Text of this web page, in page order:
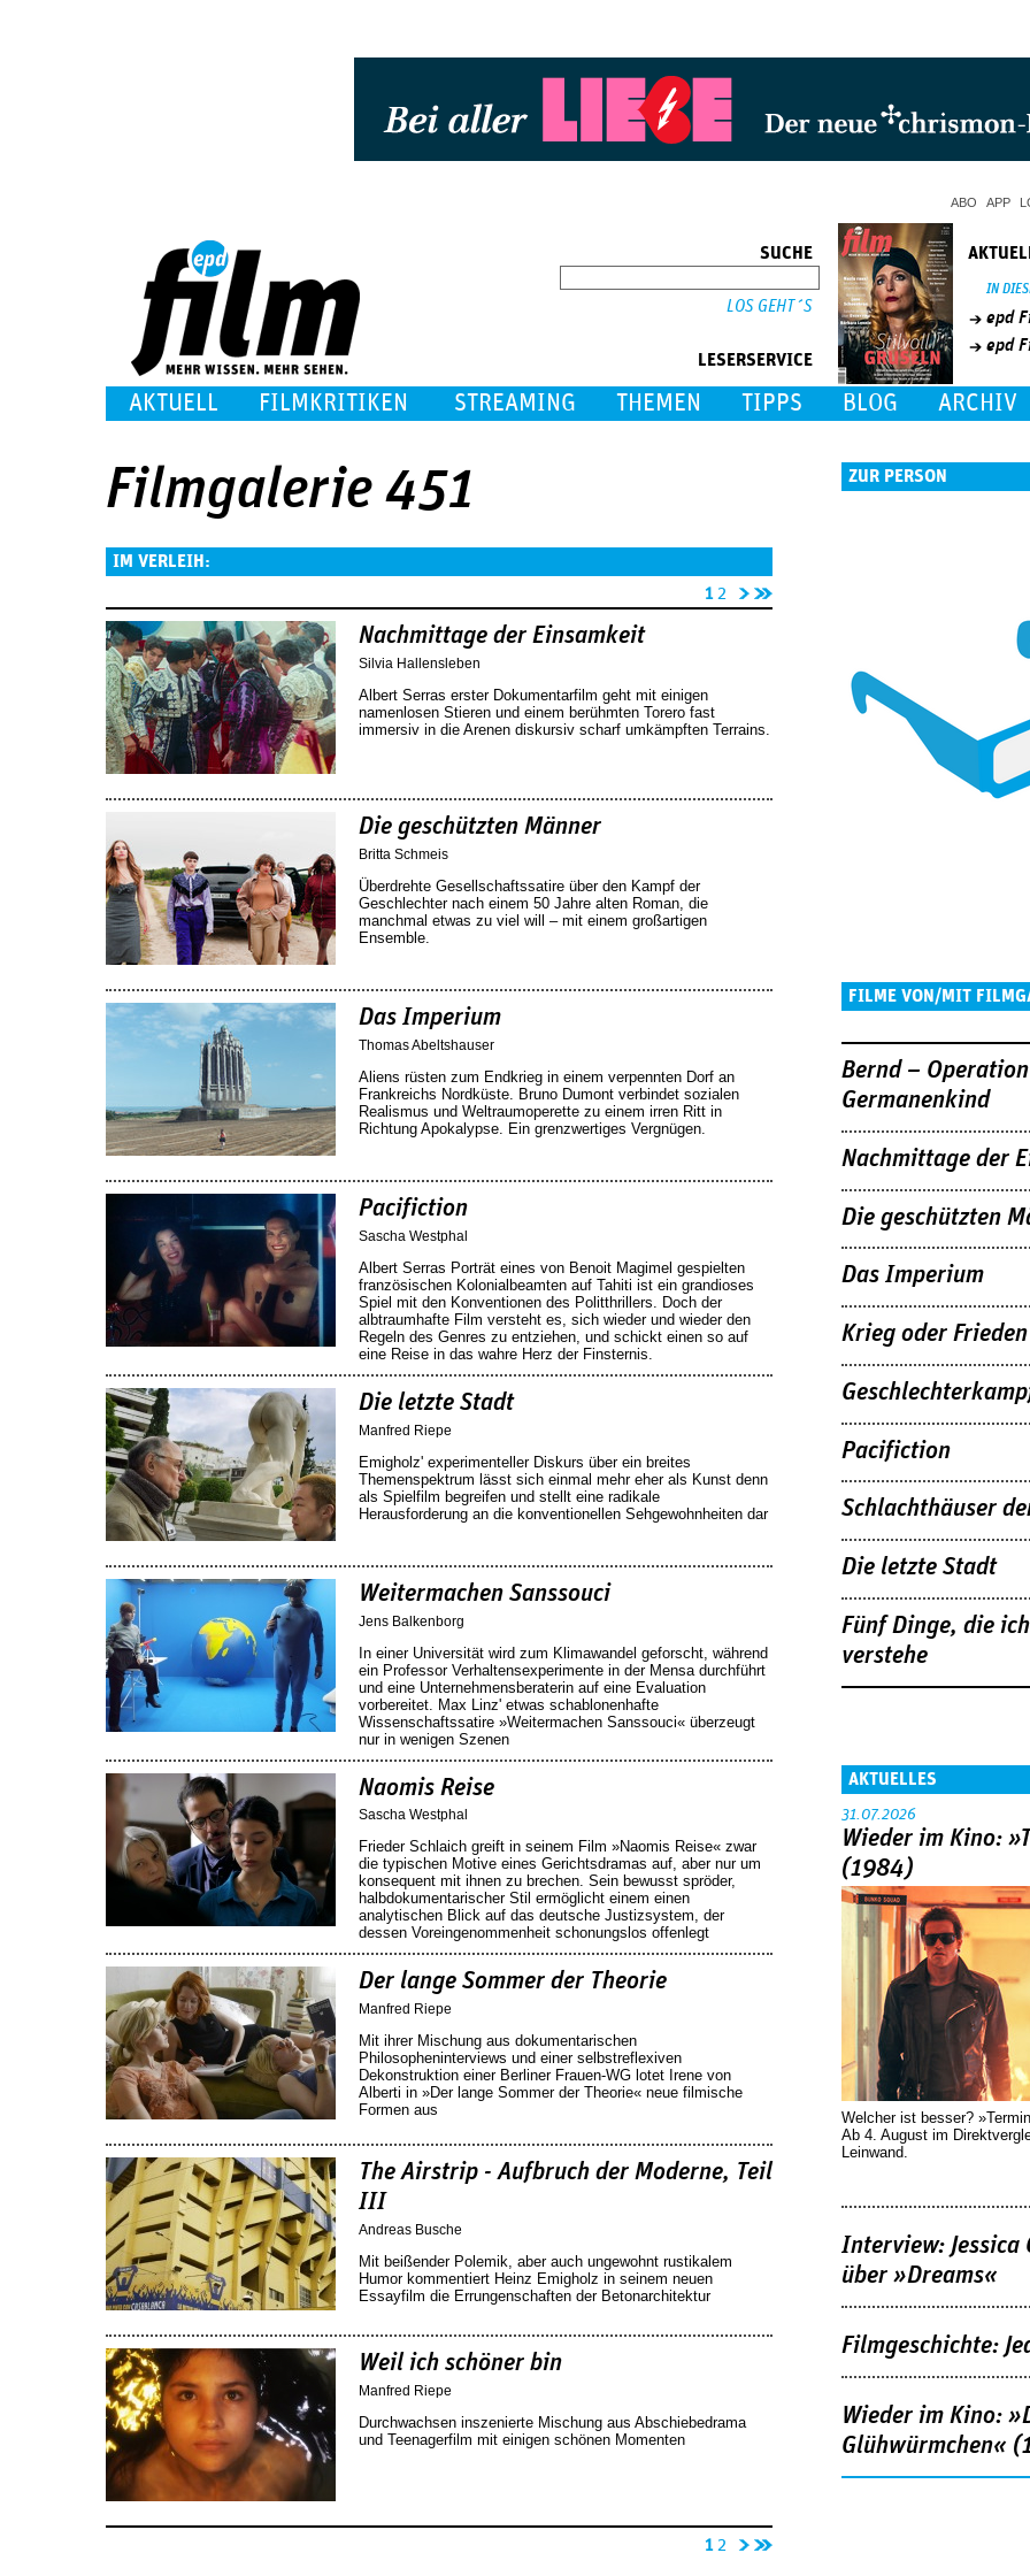
ABO APP
SUCHE
LESERSERVICE
IN
epd
epd
AKTUELL FILMKRITIKEN STREAMING THEMEN TIPPS BLOG ARCHIV
Filmgalerie 451
IM VERLEIH:
1 2
n
it
it
Nachmittage der Einsamkeit
Silvia Hallensleben
Albert Serras erster Dokumentarfilm geht mit einigen
namenlosen Stieren und einem berühmten Torero fast
immersiv in die Arenen diskursiv scharf umkämpften Terrains.
Die geschützten Männer
Britta Schmeis
Überdrehte Gesellschaftssatire über den Kampf der
Geschlechter nach einem 50 Jahre alten Roman, die
manchmal etwas zu viel will – mit einem großartigen
Ensemble.
Das Imperium
Thomas Abeltshauser
Aliens rüsten zum Endkrieg in einem verpennten Dorf an
Frankreichs Nordküste. Bruno Dumont verbindet sozialen
Realismus und Weltraumoperette zu einem irren Ritt in
Richtung Apokalypse. Ein grenzwertiges Vergnügen.
Pacifiction
Sascha Westphal
Albert Serras Porträt eines von Benoit Magimel gespielten
französischen Kolonialbeamten auf Tahiti ist ein grandioses
Spiel mit den Konventionen des Politthrillers. Doch der
albtraumhafte Film versteht es, sich wieder und wieder den
Regeln des Genres zu entziehen, und schickt einen so auf
eine Reise in das wahre Herz der Finsternis.
Die letzte Stadt
Manfred Riepe
Emigholz' experimenteller Diskurs über ein breites
Themenspektrum lässt sich einmal mehr eher als Kunst denn
als Spielfilm begreifen und stellt eine radikale
Herausforderung an die konventionellen Sehgewohnheiten dar
Weitermachen Sanssouci
Jens Balkenborg
In einer Universität wird zum Klimawandel geforscht, während
ein Professor Verhaltensexperimente in der Mensa durchführt
und eine Unternehmensberaterin auf eine Evaluation
vorbereitet. Max Linz' etwas schablonenhafte
Wissenschaftssatire »Weitermachen Sanssouci« überzeugt
nur in wenigen Szenen
Naomis Reise
Sascha Westphal
Frieder Schlaich greift in seinem Film »Naomis Reise« zwar
die typischen Motive eines Gerichtsdramas auf, aber nur um
konsequent mit ihnen zu brechen. Sein bewusst spröder,
halbdokumentarischer Stil ermöglicht einem einen
analytischen Blick auf das deutsche Justizsystem, der
dessen Voreingenommenheit schonungslos offenlegt
Der lange Sommer der Theorie
Manfred Riepe
Mit ihrer Mischung aus dokumentarischen
Philosopheninterviews und einer selbstreflexiven
Dekonstruktion einer Berliner Frauen-WG lotet Irene von
Alberti in »Der lange Sommer der Theorie« neue filmische
Formen aus
The Airstrip - Aufbruch der Moderne, Teil
III
Andreas Busche
Mit beißender Polemik, aber auch ungewohnt rustikalem
Humor kommentiert Heinz Emigholz in seinem neuen
Essayfilm die Errungenschaften der Betonarchitektur
Weil ich schöner bin
Manfred Riepe
Durchwachsen inszenierte Mischung aus Abschiebedrama
und Teenagerfilm mit einigen schönen Momenten
1 2
n
ZUR PERSON
FILME VON/MIT
Bernd – Operation
Germanenkind
Nachmittage der
Die geschützten
Das Imperium
Krieg oder Frieden
Pacifiction
Schlachthäuser
Die letzte Stadt
Fünf Dinge, die
verstehe
AKTUELLES
31.07.2026
Wieder im Kino:
(1984)
Welcher ist besser?
Ab 4. August im
Leinwand.
Interview: Jessica
über »Dreams«
Filmgeschichte:
Wieder im Kino:
Glühwürmchen«